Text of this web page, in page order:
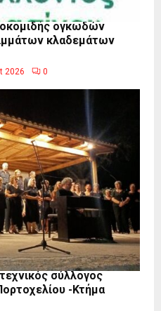
ογκωδών
κλαδεμάτων
2026 0
σύλλογος
-Κτήμα